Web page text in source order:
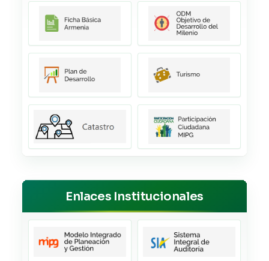
Enlaces Institucionales